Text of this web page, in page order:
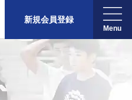
新規会員登録